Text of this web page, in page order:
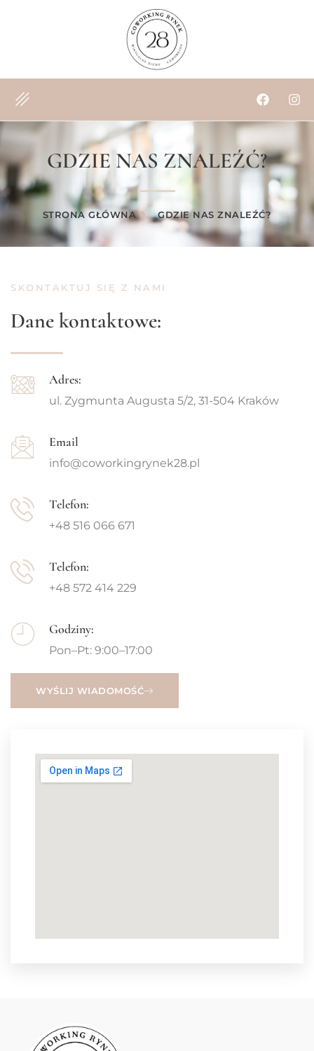
GDZIE NAS ZNALEŹĆ?
STRONA GŁÓWNA GDZIE NAS ZNALEŹĆ?
SKONTAKTUJ SIĘ Z NAMI
Dane kontaktowe:
Adres:
ul. Zygmunta Augusta 5/2, 31-504 Kraków
Email
info@coworkingrynek28.pl
Telefon:
+48 516 066 671
Telefon:
+48 572 414 229
Godziny:
Pon–Pt: 9:00–17:00
WYŚLIJ WIADOMOŚĆ